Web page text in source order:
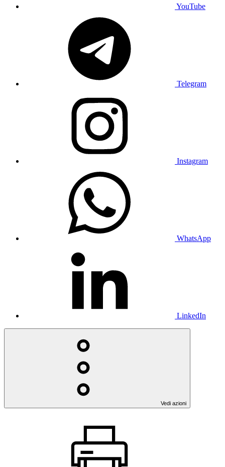
YouTube
Telegram
Instagram
WhatsApp
LinkedIn
Vedi azioni